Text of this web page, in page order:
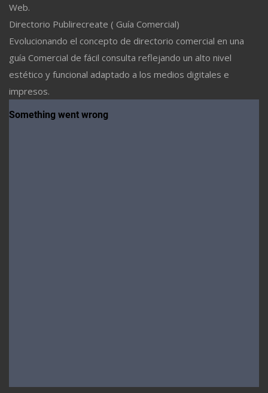
Web.
Directorio Publirecreate ( Guía Comercial)
Evolucionando el concepto de directorio comercial en una
guía Comercial de fácil consulta reflejando un alto nivel
estético y funcional adaptado a los medios digitales e
impresos.